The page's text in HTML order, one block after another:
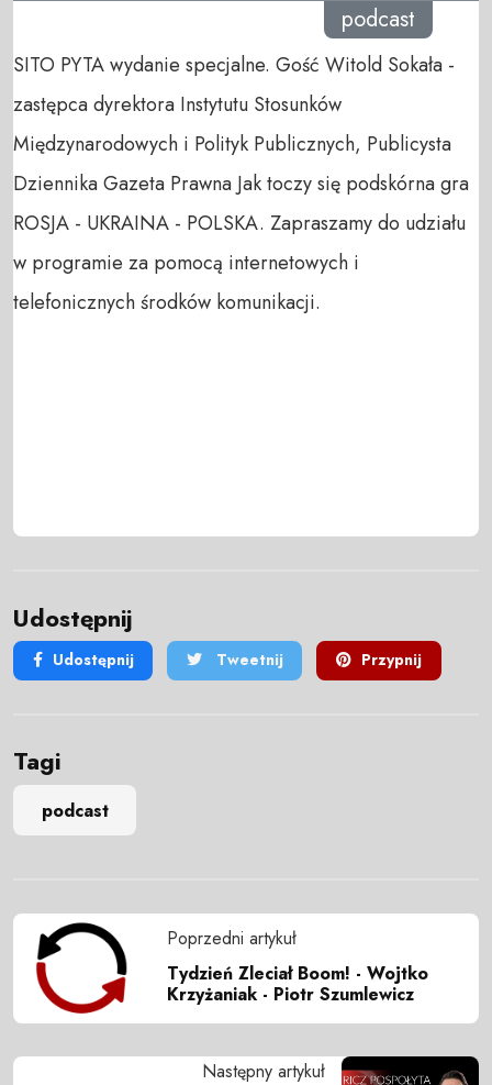
podcast
SITO PYTA wydanie specjalne. Gość Witold Sokała -
zastępca dyrektora Instytutu Stosunków
Międzynarodowych i Polityk Publicznych, Publicysta
Dziennika Gazeta Prawna Jak toczy się podskórna gra
ROSJA - UKRAINA - POLSKA. Zapraszamy do udziału
w programie za pomocą internetowych i
telefonicznych środków komunikacji.
Udostępnij
Udostępnij Tweetnij Przypnij
Tagi
podcast
Poprzedni artykuł
Tydzień Zleciał Boom! - Wojtko
Krzyżaniak - Piotr Szumlewicz
Następny artykuł